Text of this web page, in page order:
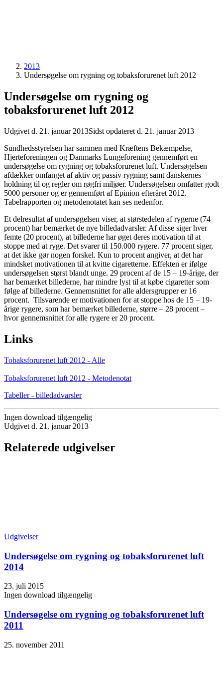
2013
Undersøgelse om rygning og tobaksforurenet luft 2012
Undersøgelse om rygning og
tobaksforurenet luft 2012
Udgivet d. 21. januar 2013Sidst opdateret d. 21. januar 2013
Sundhedsstyrelsen har sammen med Kræftens Bekæmpelse,
Hjerteforeningen og Danmarks Lungeforening gennemført en
undersøgelse om rygning og tobaksforurenet luft. Undersøgelsen
afdækker omfanget af aktiv og passiv rygning samt danskernes
holdning til og regler om røgfri miljøer. Undersøgelsen omfatter godt
5000 personer og er gennemført af Epinion efteråret 2012.
Tabelrapporten og metodenotatet kan ses nedenfor.
Et delresultat af undersøgelsen viser, at størstedelen af rygerne (74
procent) har bemærket de nye billedadvarsler. Af disse siger hver
femte (20 procent), at billederne har øget deres motivation til at
stoppe med at ryge. Det svarer til 150.000 rygere. 77 procent siger,
at det ikke gør nogen forskel. Kun to procent angiver, at det har
mindsket motivationen til at kvitte cigaretterne. Effekten er ifølge
undersøgelsen størst blandt unge. 29 procent af de 15 – 19-årige, der
har bemærket billederne, har mindre lyst til at købe cigaretter som
følge af billederne. Gennemsnittet for alle aldersgrupper er 16
procent. Tilsvarende er motivationen for at stoppe hos de 15 – 19-
årige rygere, som har bemærket billederne, større – 28 procent –
hvor gennemsnittet for alle rygere er 20 procent.
Links
Tobaksforurenet luft 2012 - Alle
Tobaksforurenet luft 2012 - Metodenotat
Tabeller - billedadvarsler
Ingen download tilgængelig
Udgivet d. 21. januar 2013
Relaterede udgivelser
Udgivelser
Undersøgelse om rygning og tobaksforurenet luft
2014
23. juli 2015
Ingen download tilgængelig
Undersøgelse om rygning og tobaksforurenet luft
2011
25. november 2011